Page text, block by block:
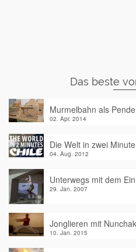
Das beste
Murmelbahn als
02. Apr. 2014
Die Welt in zwei
04. Aug. 2012
Unterwegs mit dem
29. Jan. 2007
Jonglieren mit
10. Jan. 2015